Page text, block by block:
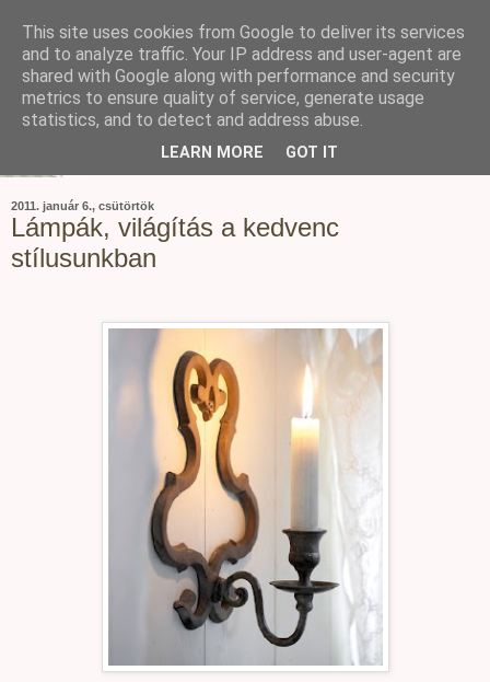
2011. január 6., csütörtök
Lámpák, világítás a kedvenc
stílusunkban
This site uses cookies from Google to deliver its services
and to analyze traffic. Your IP address and user-agent are
shared with Google along with performance and security
metrics to ensure quality of service, generate usage
statistics, and to detect and address abuse.
LEARN MORE GOT IT